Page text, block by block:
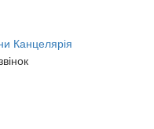
Канцелярія